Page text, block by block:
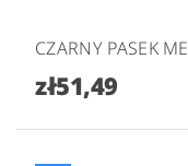
CZARNY PASEK
zł51,49